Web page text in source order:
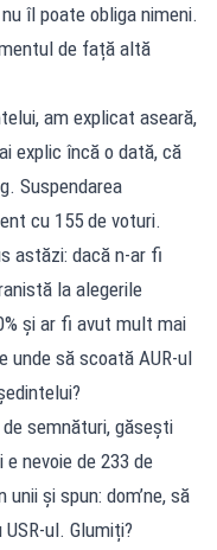
îl poate obliga nimeni.
de față altă
am explicat aseară,
explic încă o dată, că
Suspendarea
cu 155 de voturi.
astăzi: dacă n-ar fi
la alegerile
și ar fi avut mult mai
unde să scoată AUR-ul
semnături, găsești
nevoie de 233 de
și spun: dom’ne, să
ul. Glumiți?